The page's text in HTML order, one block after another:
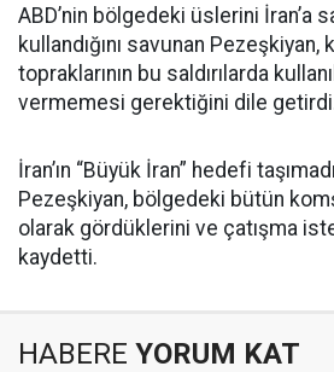
ABD’nin bölgedeki üslerini İran’a
kullandığını savunan
topraklarının bu saldırılarda
vermemesi gerektiğini dile
İran’ın “Büyük İran” hedefi
Pezeşkiyan, bölgedeki bütün
olarak gördüklerini ve çatışma
kaydetti.
HABERE YORUM KAT